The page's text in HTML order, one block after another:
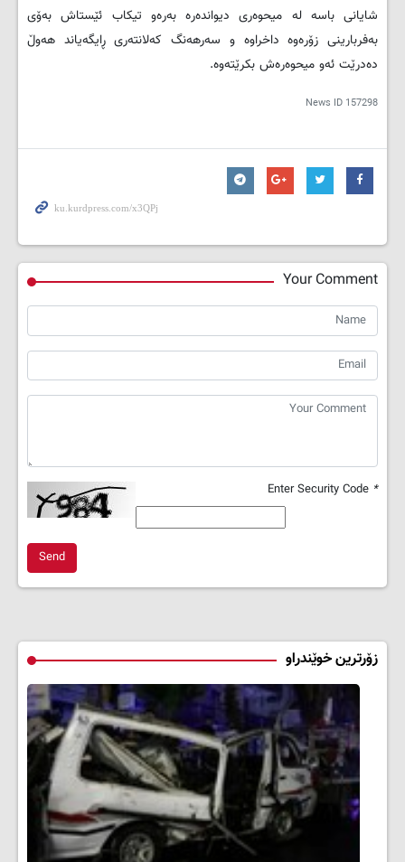
شایانی باسە لە میحوەری دیواندەرە بەرەو تیکاب ئێستاش بەۆی
بەفربارینی زۆرەوە داخراوە و سەرهەنگ کەلانتەری ڕایگەیاند هەوڵ
دەدرێت ئەو میحوەرەش بکرێتەوە.
News ID 157298
Your Comment
*
Send
زۆرترین خوێندراو